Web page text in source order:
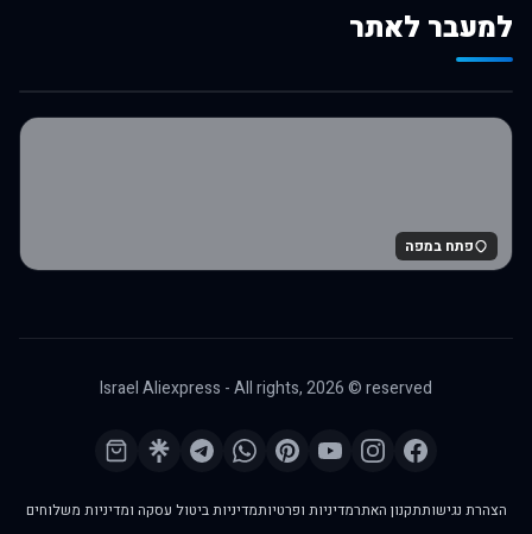
למעבר לאתר
לרכישה באלי אקספרס
פתח במפה
Israel Aliexpress - All rights,2026© reserved
הצהרת נגישותתקנון האתרמדיניות ופרטיותמדיניות ביטול עסקה ומדיניות משלוחים